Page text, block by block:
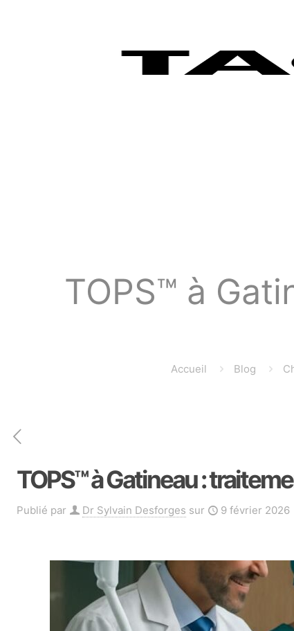
TOPS™ à
Accueil Blog
TOPS™ à Gatineau :
Publié par Dr Sylvain Desforges sur 9 février 2026